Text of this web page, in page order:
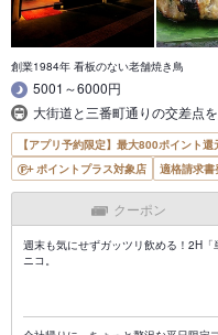
創業1984年 看板のない老舗焼き鳥
5001～6000円
大街道と三番町通りの交差点
【アプリ予約限定】最大800ポイント還
ポイントプラス対象店
適格請求
クーポン
週末も気にせずガッツリ飲める！2H
ニコ。